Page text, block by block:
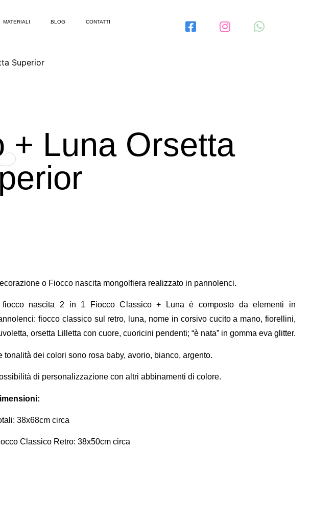
MATERIALI BLOG CONTATTI
Superior
+ Luna Orsetta
o Fiocco nascita mongolfiera realizzato in pannolenci.
fiocco nascita 2 in 1 Fiocco Classico + Luna è composto da elementi in
fiocco classico sul retro, luna, nome in corsivo cucito a mano, fiorellini,
orsetta Lilletta con cuore, cuoricini pendenti; “è nata” in gomma eva glitter.
tonalità dei colori sono rosa baby, avorio, bianco, argento.
di personalizzazione con altri abbinamenti di colore.
38x68cm circa
Classico Retro: 38x50cm circa